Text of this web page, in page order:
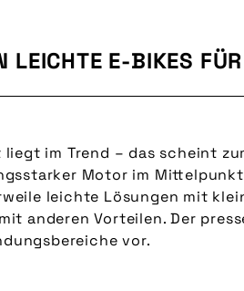
LEICHTE E-BIKES
im Trend – das scheint
Motor im
leichte Lösungen mit
anderen Vorteilen. Der
vor.